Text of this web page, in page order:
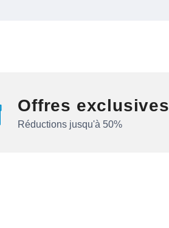
Offres exclusives
Réductions jusqu'à 50%